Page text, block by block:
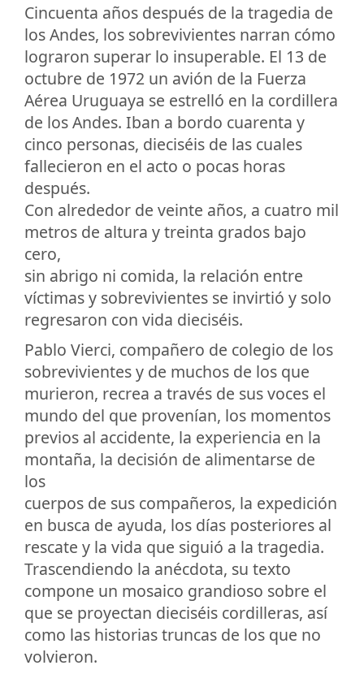
Cincuenta años después de la tragedia de
los Andes, los sobrevivientes narran cómo
lograron superar lo insuperable. El 13 de
octubre de 1972 un avión de la Fuerza
Aérea Uruguaya se estrelló en la cordillera
de los Andes. Iban a bordo cuarenta y
cinco personas, dieciséis de las cuales
fallecieron en el acto o pocas horas
después.
Con alrededor de veinte años, a cuatro mil
metros de altura y treinta grados bajo
cero,
sin abrigo ni comida, la relación entre
víctimas y sobrevivientes se invirtió y solo
regresaron con vida dieciséis.
Pablo Vierci, compañero de colegio de los
sobrevivientes y de muchos de los que
murieron, recrea a través de sus voces el
mundo del que provenían, los momentos
previos al accidente, la experiencia en la
montaña, la decisión de alimentarse de
los
cuerpos de sus compañeros, la expedición
en busca de ayuda, los días posteriores al
rescate y la vida que siguió a la tragedia.
Trascendiendo la anécdota, su texto
compone un mosaico grandioso sobre el
que se proyectan dieciséis cordilleras, así
como las historias truncas de los que no
volvieron.